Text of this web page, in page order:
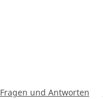
Fragen und Antworten